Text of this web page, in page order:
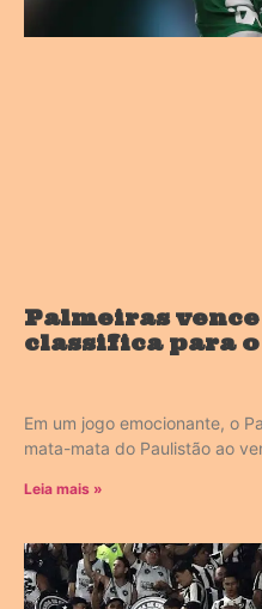
Palmeiras
classifica para
Em um jogo emocionante, o
mata-mata do Paulistão ao
Leia mais »